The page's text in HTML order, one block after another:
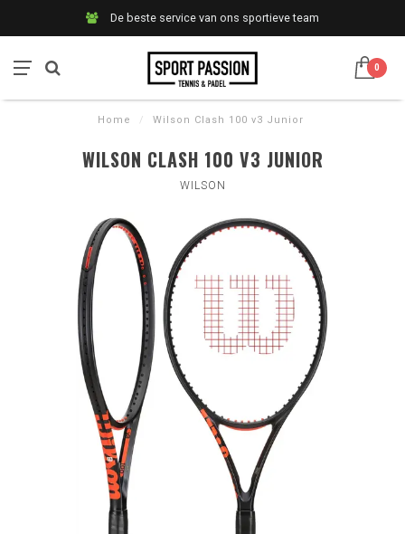
De beste service van ons sportieve team
0
Home / Wilson Clash 100 v3 Junior
WILSON CLASH 100 V3 JUNIOR
WILSON